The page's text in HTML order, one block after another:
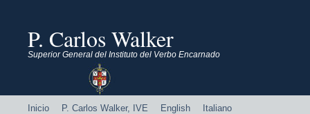
P. Carlos Walker
Superior General del Instituto del Verbo Encarnado
Inicio P. Carlos Walker, IVE English Italiano